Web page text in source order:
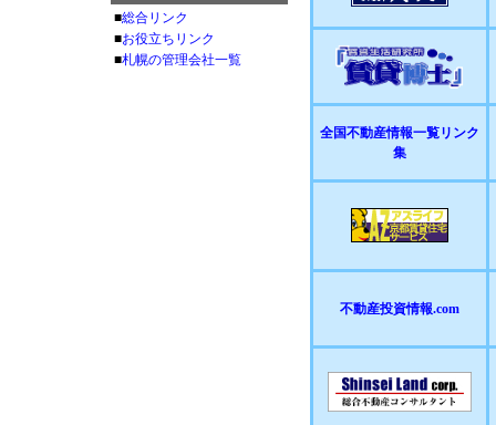
全国不動産情報一覧リンク
集
不動産投資情報.com
■総合リンク
■お役立ちリンク
■札幌の管理会社一覧